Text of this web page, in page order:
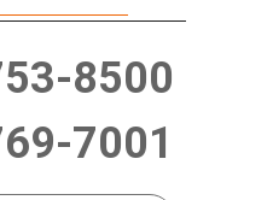
8500
7001